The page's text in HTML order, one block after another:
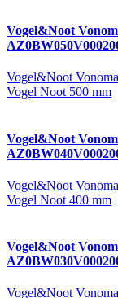
Vogel&Noot
Vogel&Noot
Vogel Noot 500 mm
Vogel&Noot
Vogel&Noot
Vogel Noot 400 mm
Vogel&Noot
Vogel&Noot